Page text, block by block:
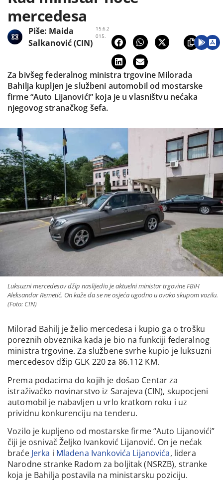
mercedesa
15.6.2
015.
Piše: Maida
Salkanović (CIN)
Za bivšeg federalnog ministra trgovine Milorada
Bahilja kupljen je službeni automobil od mostarske
firme “Auto Lijanovići” koja je u vlasništvu nećaka
njegovog stranačkog šefa.
Luksuzni mercedesov džip naslijedio je aktuelni ministar trgovine FBiH
Aleksandar Remetić. On kaže da se ne osjeća ugodno u ovako skupom vozilu.
(Foto: CIN)
Milorad Bahilj je želio mercedesa i kupio ga o trošku
poreznih obveznika kada je bio na funkciji federalnog
ministra trgovine. Za službene svrhe kupio je luksuzni
mercedesov džip GLK 220 za 86.112 KM.
Prema podacima do kojih je došao Centar za
istraživačko novinarstvo iz Sarajeva (CIN), skupocjeni
automobil je nabavljen u vrlo kratkom roku i uz
prividnu konkurenciju na tenderu.
Vozilo je kupljeno od mostarske firme “Auto Lijanovići”
čiji je osnivač Željko Ivanković Lijanović. On je nećak
braće Jerka i Mladena Ivankovića Lijanovića, lidera
Narodne stranke Radom za boljitak (NSRZB), stranke
koja je Bahilja postavila na ministarsku poziciju.